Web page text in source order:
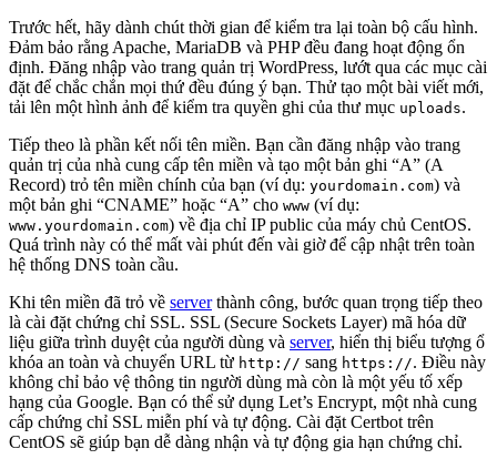
Trước hết, hãy dành chút thời gian để kiểm tra lại toàn bộ cấu hình.
Đảm bảo rằng Apache, MariaDB và PHP đều đang hoạt động ổn
định. Đăng nhập vào trang quản trị WordPress, lướt qua các mục cài
đặt để chắc chắn mọi thứ đều đúng ý bạn. Thử tạo một bài viết mới,
tải lên một hình ảnh để kiểm tra quyền ghi của thư mục uploads.
Tiếp theo là phần kết nối tên miền. Bạn cần đăng nhập vào trang
quản trị của nhà cung cấp tên miền và tạo một bản ghi “A” (A
Record) trỏ tên miền chính của bạn (ví dụ: yourdomain.com) và
một bản ghi “CNAME” hoặc “A” cho www (ví dụ:
www.yourdomain.com) về địa chỉ IP public của máy chủ CentOS.
Quá trình này có thể mất vài phút đến vài giờ để cập nhật trên toàn
hệ thống DNS toàn cầu.
Khi tên miền đã trỏ về serverthành công, bước quan trọng tiếp theo
là cài đặt chứng chỉ SSL. SSL (Secure Sockets Layer) mã hóa dữ
liệu giữa trình duyệt của người dùng và server, hiển thị biểu tượng ổ
khóa an toàn và chuyển URL từ http:// sang https://. Điều này
không chỉ bảo vệ thông tin người dùng mà còn là một yếu tố xếp
hạng của Google. Bạn có thể sử dụng Let’s Encrypt, một nhà cung
cấp chứng chỉ SSL miễn phí và tự động. Cài đặt Certbot trên
CentOS sẽ giúp bạn dễ dàng nhận và tự động gia hạn chứng chỉ.